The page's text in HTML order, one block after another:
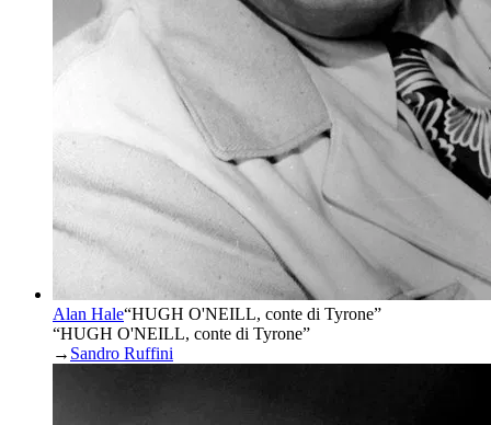
Alan Hale“HUGH O'NEILL, conte di Tyrone”
“HUGH O'NEILL, conte di Tyrone”
→ Sandro Ruffini